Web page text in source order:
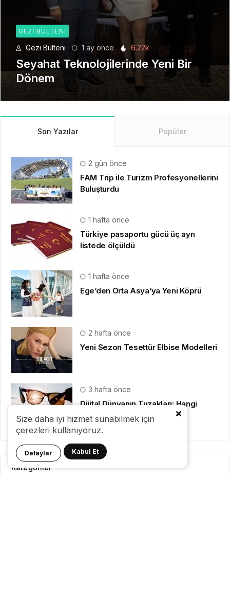
Size daha iyi hizmet sunabilmek için
çerezleri kullanıyoruz.
Detaylar Kabul Et
GEZI BÜLTENI
Gezi Bülteni 1 ay önce 6.22k
Seyahat Teknolojilerinde Yeni Bir
Dönem
Son Yazılar Popüler
2 gün önce
FAM Trip ile Turizm Profesyonellerini
Buluşturdu
1 hafta önce
Türkiye pasaportu gücü üç ayrı
listede ölçüldü
1 hafta önce
Ege’den Orta Asya’ya Yeni Köprü
2 hafta önce
Yeni Sezon Tesettür Elbise Modelleri
3 hafta önce
Dijital Dünyanın Tuzakları: Hangi
Yöntemleri Kullanıyorlar?
Kategoriler